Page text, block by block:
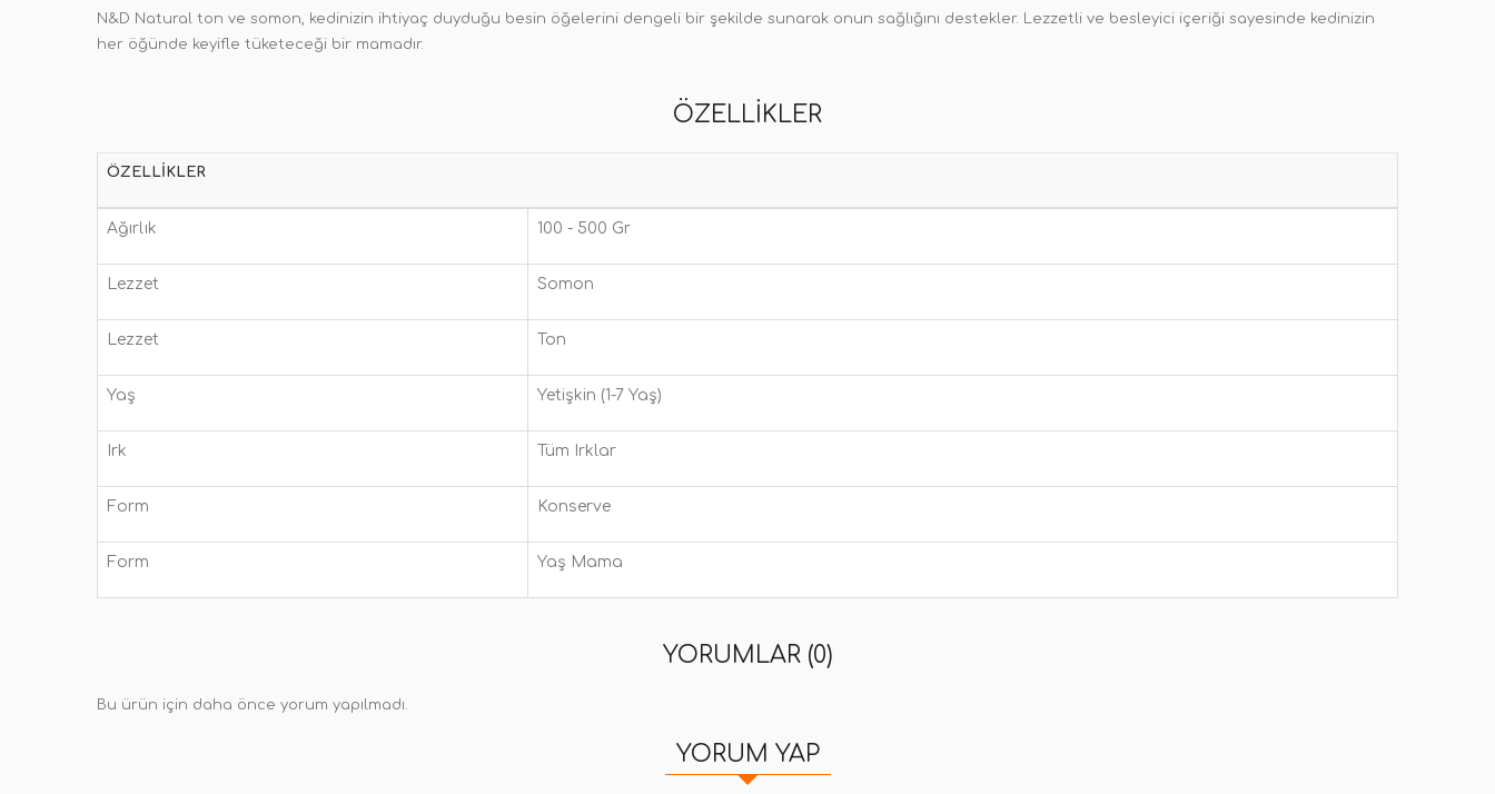
N&D Natural ton ve somon, kedinizin ihtiyaç duyduğu besin öğelerini dengeli bir şekilde sunarak onun sağlığını destekler. Lezzetli ve besleyici içeriği sayesinde kedinizin
her öğünde keyifle tüketeceği bir mamadır.
ÖZELLIKLER
ÖZELLIKLER
Ağırlık 100 - 500 Gr
Lezzet Somon
Lezzet Ton
Yaş Yetişkin (1-7 Yaş)
Irk Tüm Irklar
Form Konserve
Form Yaş Mama
YORUMLAR (0)
Bu ürün için daha önce yorum yapılmadı.
YORUM YAP